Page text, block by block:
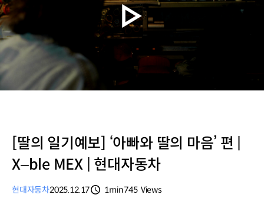
[딸의 일기예보] ‘아빠와 딸의 마음’ 편 |
X–ble MEX | 현대자동차
현대자동차2025.12.17
1min745 Views